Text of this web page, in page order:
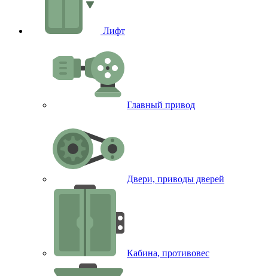
Лифт
Главный привод
Двери, приводы дверей
Кабина, противовес